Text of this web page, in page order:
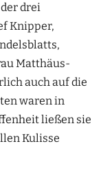
drei
Knipper,
Matthäus-
auch auf die
waren in
ließen sie
Kulisse